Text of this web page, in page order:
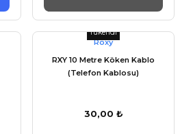
Tükendi
Roxy
RXY 10 Metre Köken Kablo
(Telefon Kablosu)
30,00 ₺